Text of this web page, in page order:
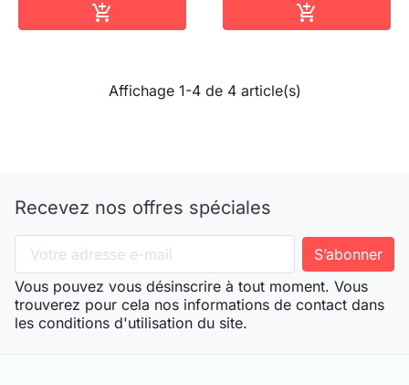
 
Affichage 1-4 de 4 article(s)
Recevez nos offres spéciales
Vous pouvez vous désinscrire à tout moment. Vous
trouverez pour cela nos informations de contact dans
les conditions d'utilisation du site.